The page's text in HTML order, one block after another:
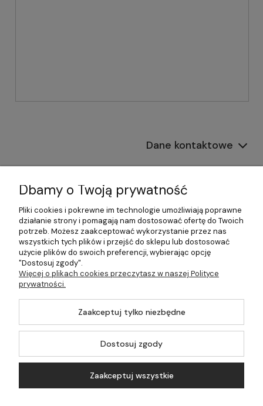
Dane kontaktowe
Informacje
Płatności i dostawa
Pomoc
Moje konto
©2026 Wszelkie Prawa Zastrzeżone | 499.pl - najlepszy sklep z
Dbamy o Twoją prywatność
Pliki cookies i pokrewne im technologie umożliwiają poprawne
działanie strony i pomagają nam dostosować ofertę do Twoich
potrzeb. Możesz zaakceptować wykorzystanie przez nas
wszystkich tych plików i przejść do sklepu lub dostosować
użycie plików do swoich preferencji, wybierając opcję
"Dostosuj zgody".
Więcej o plikach cookies przeczytasz w naszej Polityce
prywatności.
Zaakceptuj tylko niezbędne
Dostosuj zgody
Zaakceptuj wszystkie